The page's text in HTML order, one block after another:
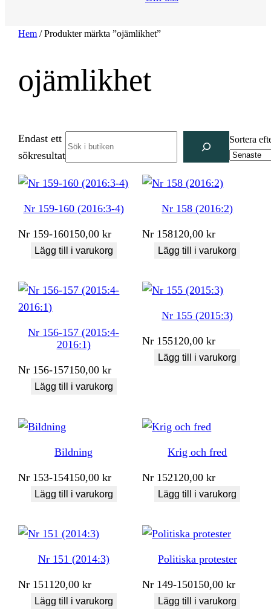
Hem / Produkter märkta ”ojämlikhet”
ojämlikhet
Endast ett
sökresultat
Sortera
Nr 159-160 (2016:3-4)
Nr 159-160150,00kr
Lägg till i varukorg
Nr 158 (2016:2)
Nr 158120,00kr
Lägg till i varukorg
Nr 156-157 (2015:4-
2016:1)
Nr 156-157150,00kr
Lägg till i varukorg
Nr 155 (2015:3)
Nr 155120,00kr
Lägg till i varukorg
Bildning
Nr 153-154150,00kr
Lägg till i varukorg
Krig och fred
Nr 152120,00kr
Lägg till i varukorg
Nr 151 (2014:3)
Nr 151120,00kr
Lägg till i varukorg
Politiska protester
Nr 149-150150,00kr
Lägg till i varukorg